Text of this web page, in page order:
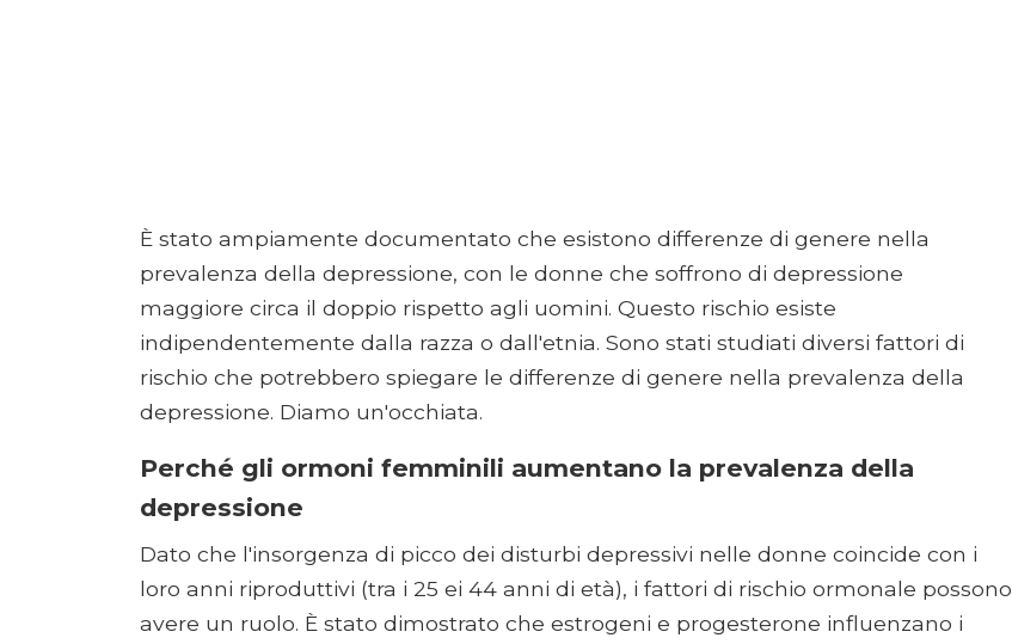
È stato ampiamente documentato che esistono differenze di genere nella
prevalenza della depressione, con le donne che soffrono di depressione
maggiore circa il doppio rispetto agli uomini. Questo rischio esiste
indipendentemente dalla razza o dall'etnia. Sono stati studiati diversi fattori di
rischio che potrebbero spiegare le differenze di genere nella prevalenza della
depressione. Diamo un'occhiata.
Perché gli ormoni femminili aumentano la prevalenza della
depressione
Dato che l'insorgenza di picco dei disturbi depressivi nelle donne coincide con i
loro anni riproduttivi (tra i 25 ei 44 anni di età), i fattori di rischio ormonale possono
avere un ruolo. È stato dimostrato che estrogeni e progesterone influenzano i